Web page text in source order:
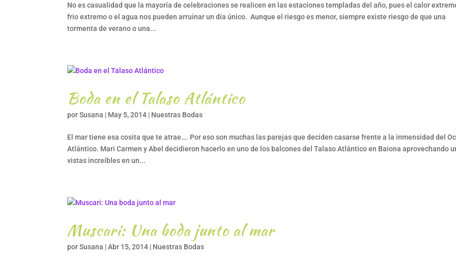
No es casualidad que la mayoría de celebraciones se realicen en las estaciones templadas del año, pues el calor
frio extremo o el agua nos pueden arruinar un día único. Aunque el riesgo es menor, siempre existe riesgo de que una
tormenta de verano o una...
Boda en el Talaso Atlántico
porSusana | May 5, 2014 | Nuestras Bodas
El mar tiene esa cosita que te atrae…. Por eso son muchas las parejas que deciden casarse frente a la inmensidad del
Atlántico. Mari Carmen y Abel decidieron hacerlo en uno de los balcones del Talaso Atlántico en Baiona aprovechando
vistas increíbles en un...
Muscari: Una boda junto al mar
porSusana |Abr 15, 2014 | Nuestras Bodas